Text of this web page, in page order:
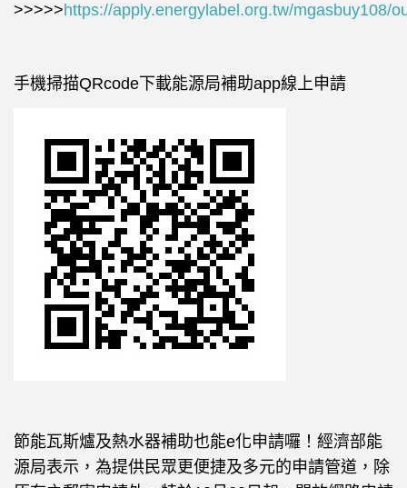
>>>>>https://apply.energylabel.org.tw/mgasbuy108/
手機掃描QRcode下載能源局補助app線上申請
節能瓦斯爐及熱水器補助也能e化申請囉！經濟部能
源局表示，為提供民眾更便捷及多元的申請管道，除